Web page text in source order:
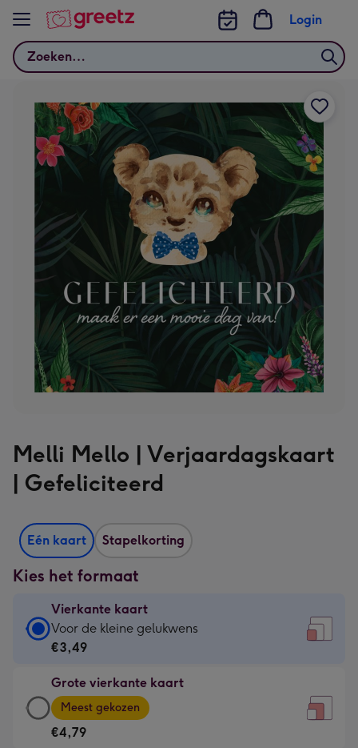
Bekijk meer
Zoeken
Login
Melli Mello | Verjaardagskaart
| Gefeliciteerd
Eén kaart Stapelkorting
Kies het formaat
Vierkante kaart
Vierkante
kaart
€3,49
-
Voor
Voor de kleine gelukwens
€3,49
Grote vierkante kaart
Grote
vierkante
kaart
Meest gekozen
€4,79